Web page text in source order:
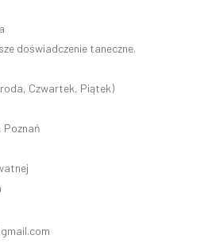
doświadczenie taneczne.
Czwartek, Piątek)
Poznań